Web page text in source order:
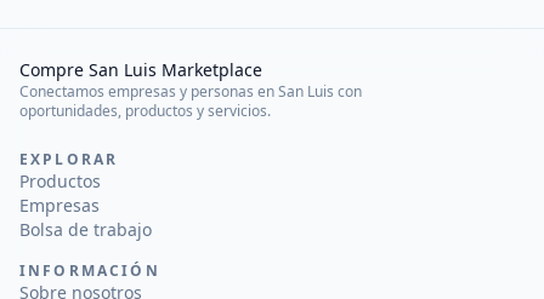
Compre San Luis Marketplace
Conectamos empresas y personas en San Luis con
oportunidades, productos y servicios.
EXPLORAR
Productos
Empresas
Bolsa de trabajo
INFORMACIÓN
Sobre nosotros